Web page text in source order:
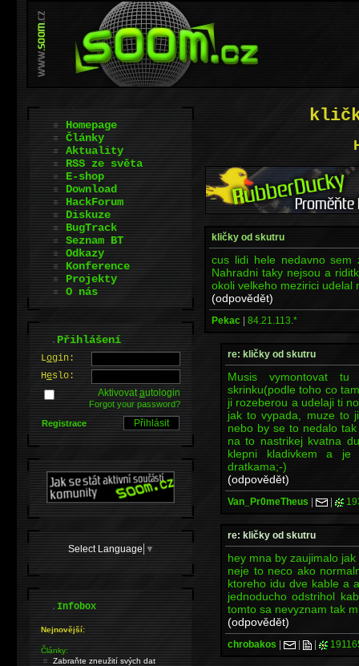
kličky od skutru
cus lidi hele nedavno sem
Nahradni taky nejsou a
okoli velkeho mezirici udelal
(odpovědět)
Pekac | 84.21.113.*
re: kličky od skutru
Musis vymontovat
skrinku(podle toho co
ji rozeberou a udelaji ti
jak to vypada, muze to
nebo by se to nedalo
na to nastrikej kvatna
klepni kladivkem a je
dratkama;-)
(odpovědět)
Van_Pr0meTheus | |
re: kličky od skutru
hey mna by zaujimalo
neje to neco ako
ktoreho idu dve kable a
jednoducho odstrihol
tomto sa nevyznam tak
(odpovědět)
chrobakos | | |
Homepage
Články
Aktuality
RSS ze světa
E-shop
Download
HackForum
Diskuze
BugTrack
Seznam BT
Odkazy
Konference
Projekty
O nás
.Přihlášení
Login:
Heslo:
Aktivovatautologin
Forgot your password?
Registrace
Select Language ▼
.Infobox
Nejnovější:
Články:
Zabraňte zneužití svých dat